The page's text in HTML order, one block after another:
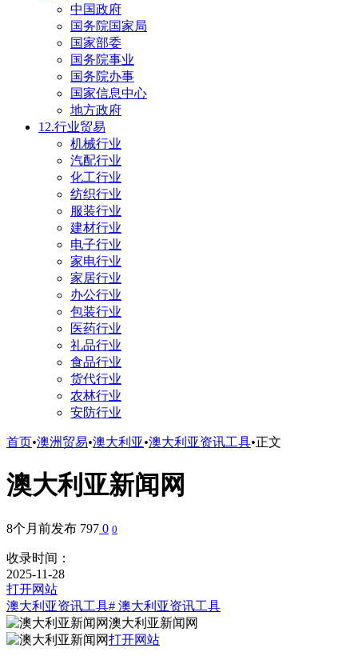
中国政府
国务院国家局
国家部委
国务院事业
国务院办事
国家信息中心
地方政府
12.行业贸易
机械行业
汽配行业
化工行业
纺织行业
服装行业
建材行业
电子行业
家电行业
家居行业
办公行业
包装行业
医药行业
礼品行业
食品行业
货代行业
农林行业
安防行业
首页•澳洲贸易•澳大利亚•澳大利亚资讯工具•正文
澳大利亚新闻网
8个月前发布 797 0 0
收录时间：
2025-11-28
打开网站
澳大利亚资讯工具# 澳大利亚资讯工具
澳大利亚新闻网
打开网站